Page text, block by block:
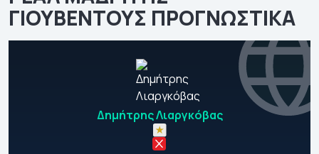
ΓΙΟΥΒΕΝΤΟΥΣ ΠΡΟΓΝΩΣΤΙΚΑ
Δημήτρης Λιαργκόβας